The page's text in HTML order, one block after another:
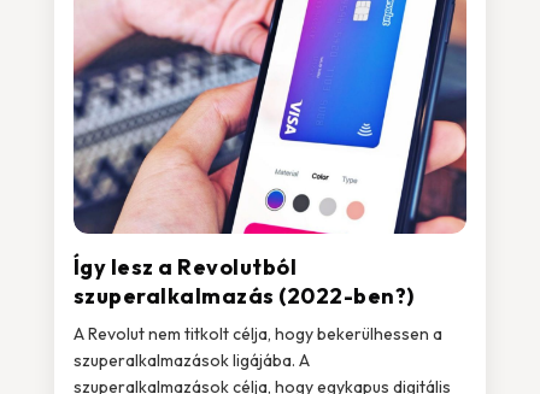
Így lesz a Revolutból
szuperalkalmazás (2022-ben?)
A Revolut nem titkolt célja, hogy bekerülhessen a
szuperalkalmazások ligájába. A
szuperalkalmazások célja, hogy egykapus digitális